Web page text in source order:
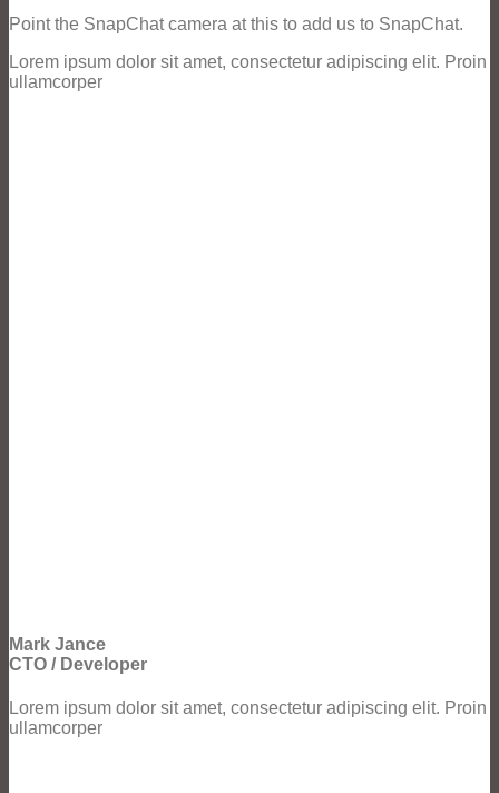
Point the SnapChat camera at this to add us to SnapChat.
Lorem ipsum dolor sit amet, consectetur adipiscing elit. Proin
ullamcorper
Mark Jance
CTO / Developer
Lorem ipsum dolor sit amet, consectetur adipiscing elit. Proin
ullamcorper